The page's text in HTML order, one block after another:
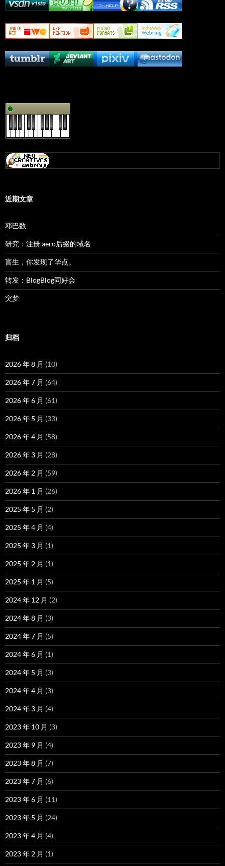
近期文章
邓巴数
研究：注册.aero后缀的域名
盲生，你发现了华点。
转发：BlogBlog同好会
突梦
归档
2026 年 8 月 (10)
2026 年 7 月 (64)
2026 年 6 月 (61)
2026 年 5 月 (33)
2026 年 4 月 (58)
2026 年 3 月 (28)
2026 年 2 月 (59)
2026 年 1 月 (26)
2025 年 5 月 (2)
2025 年 4 月 (4)
2025 年 3 月 (1)
2025 年 2 月 (1)
2025 年 1 月 (5)
2024 年 12 月 (2)
2024 年 8 月 (3)
2024 年 7 月 (5)
2024 年 6 月 (1)
2024 年 5 月 (3)
2024 年 4 月 (3)
2024 年 3 月 (4)
2023 年 10 月 (3)
2023 年 9 月 (4)
2023 年 8 月 (7)
2023 年 7 月 (6)
2023 年 6 月 (11)
2023 年 5 月 (24)
2023 年 4 月 (4)
2023 年 2 月 (1)